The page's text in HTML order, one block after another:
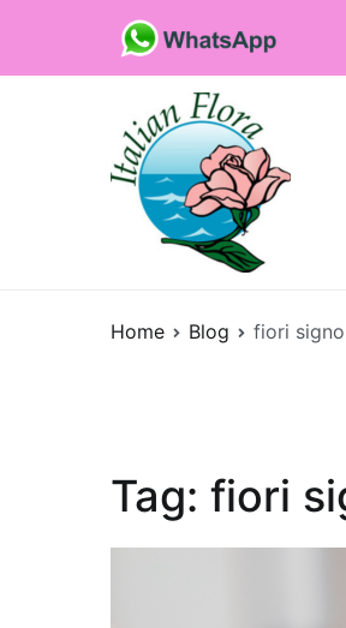
contenuto
Home Blog fiori
Tag: fiori